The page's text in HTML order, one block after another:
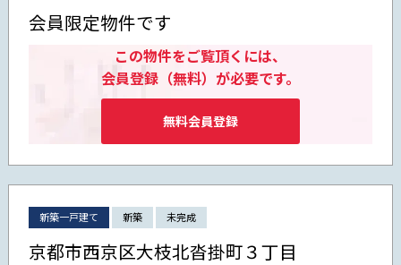
会員限定物件です
この物件をご覧頂くには、
会員登録（無料）が必要です。
無料会員登録
新築一戸建て 新築 未完成
京都市西京区大枝北沓掛町３丁目